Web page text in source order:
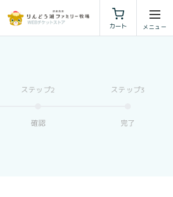
カート
特定商取引法に基づく表示
確認 完了